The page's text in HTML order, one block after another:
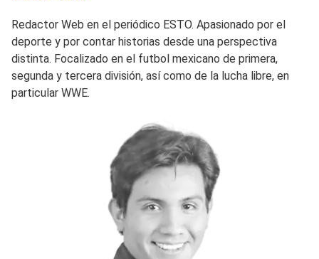
Redactor Web en el periódico ESTO. Apasionado por el
deporte y por contar historias desde una perspectiva
distinta. Focalizado en el futbol mexicano de primera,
segunda y tercera división, así como de la lucha libre, en
particular WWE.